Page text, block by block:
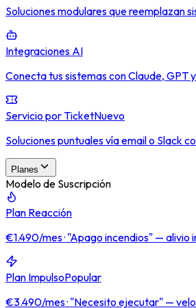
Soluciones modulares que reemplazan
Integraciones AI
Conecta tus sistemas con Claude, GPT
Servicio por TicketNuevo
Soluciones puntuales vía email o Slack
Planes
Modelo de Suscripción
Plan Reacción
€1.490/mes · "Apago incendios" — alivio
Plan ImpulsoPopular
€3.490/mes · "Necesito ejecutar" —